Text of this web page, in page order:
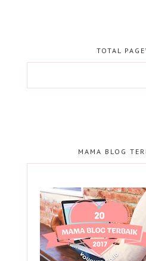
TOTAL
MAMA BLOG